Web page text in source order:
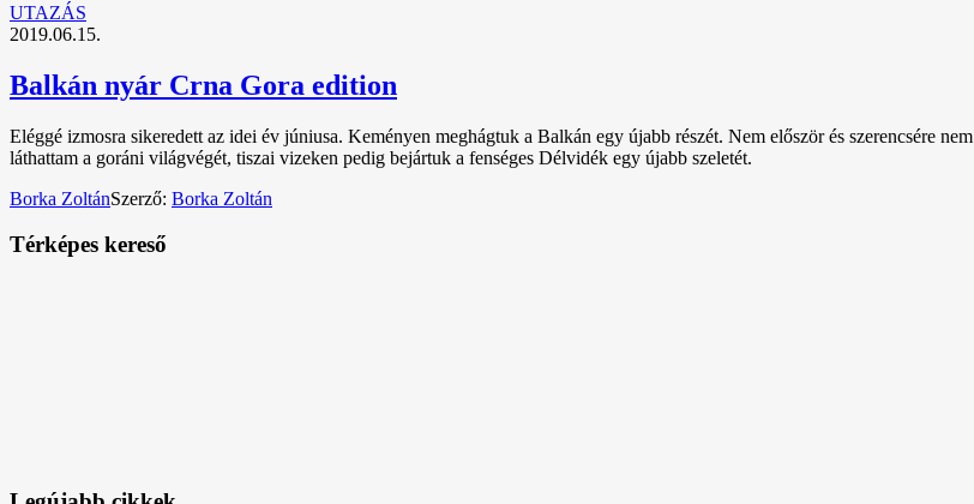
UTAZÁS
2019.06.15.
Balkán nyár Crna Gora edition
Eléggé izmosra sikeredett az idei év júniusa. Keményen meghágtuk a Balkán egy újabb részét. Nem először és szerencsére
láthattam a goráni világvégét, tiszai vizeken pedig bejártuk a fenséges Délvidék egy újabb szeletét.
Borka ZoltánSzerző: Borka Zoltán
Térképes kereső